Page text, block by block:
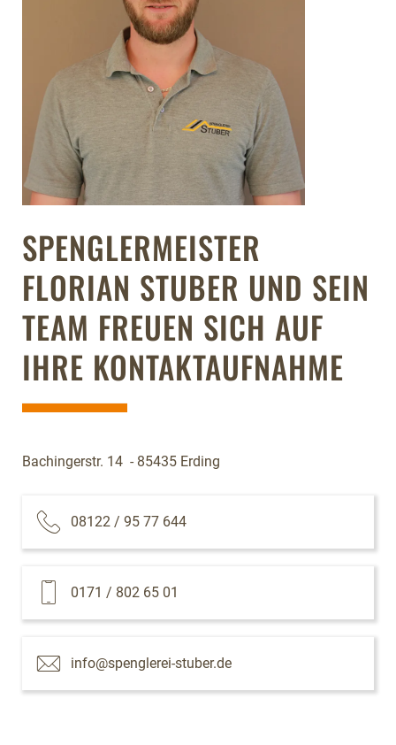
SPENGLERMEISTER
FLORIAN STUBER UND SEIN
TEAM FREUEN SICH AUF
IHRE KONTAKTAUFNAHME
Bachingerstr. 14 - 85435 Erding
08122 / 95 77 644
0171 / 802 65 01
info@spenglerei-stuber.de